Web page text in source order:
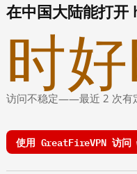
在中国大陆能打
时好
访问不稳定——最近 2 次有
使用 GreatFireVPN 访